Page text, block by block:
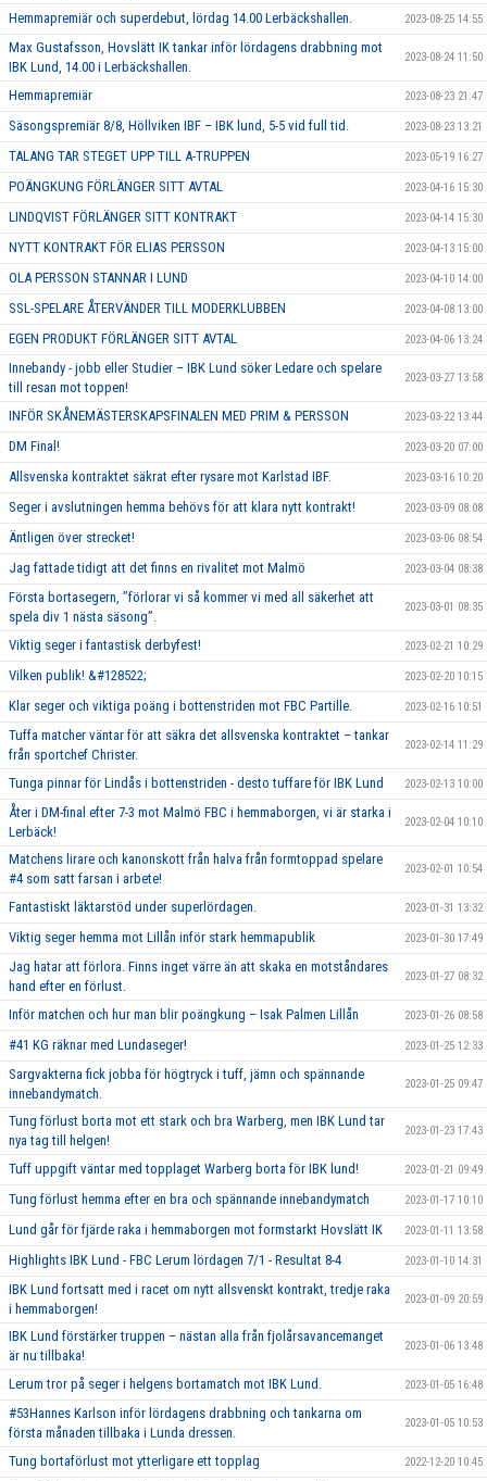
Hemmapremiär och superdebut, lördag 14.00 Lerbäckshallen. 2023-08-25 14:55
Max Gustafsson, Hovslätt IK tankar inför lördagens drabbning mot
IBK Lund, 14.00 i Lerbäckshallen.
2023-08-24 11:50
Hemmapremiär 2023-08-23 21:47
Säsongspremiär 8/8, Höllviken IBF – IBK lund, 5-5 vid full tid. 2023-08-23 13:21
TALANG TAR STEGET UPP TILL A-TRUPPEN 2023-05-19 16:27
POÄNGKUNG FÖRLÄNGER SITT AVTAL 2023-04-16 15:30
LINDQVIST FÖRLÄNGER SITT KONTRAKT 2023-04-14 15:30
NYTT KONTRAKT FÖR ELIAS PERSSON 2023-04-13 15:00
OLA PERSSON STANNAR I LUND 2023-04-10 14:00
SSL-SPELARE ÅTERVÄNDER TILL MODERKLUBBEN 2023-04-08 13:00
EGEN PRODUKT FÖRLÄNGER SITT AVTAL 2023-04-06 13:24
Innebandy - jobb eller Studier – IBK Lund söker Ledare och spelare
till resan mot toppen!
2023-03-27 13:58
INFÖR SKÅNEMÄSTERSKAPSFINALEN MED PRIM & PERSSON 2023-03-22 13:44
DM Final! 2023-03-20 07:00
Allsvenska kontraktet säkrat efter rysare mot Karlstad IBF. 2023-03-16 10:20
Seger i avslutningen hemma behövs för att klara nytt kontrakt! 2023-03-09 08:08
Äntligen över strecket! 2023-03-06 08:54
Jag fattade tidigt att det finns en rivalitet mot Malmö 2023-03-04 08:38
Första bortasegern, ’’förlorar vi så kommer vi med all säkerhet att
spela div 1 nästa säsong’’.
2023-03-01 08:35
Viktig seger i fantastisk derbyfest! 2023-02-21 10:29
Vilken publik! &#128522; 2023-02-20 10:15
Klar seger och viktiga poäng i bottenstriden mot FBC Partille. 2023-02-16 10:51
Tuffa matcher väntar för att säkra det allsvenska kontraktet – tankar
från sportchef Christer.
2023-02-14 11:29
Tunga pinnar för Lindås i bottenstriden - desto tuffare för IBK Lund 2023-02-13 10:00
Åter i DM-final efter 7-3 mot Malmö FBC i hemmaborgen, vi är starka i
Lerbäck!
2023-02-04 10:10
Matchens lirare och kanonskott från halva från formtoppad spelare
#4 som satt farsan i arbete!
2023-02-01 10:54
Fantastiskt läktarstöd under superlördagen. 2023-01-31 13:32
Viktig seger hemma mot Lillån inför stark hemmapublik 2023-01-30 17:49
Jag hatar att förlora. Finns inget värre än att skaka en motståndares
hand efter en förlust.
2023-01-27 08:32
Inför matchen och hur man blir poängkung – Isak Palmen Lillån 2023-01-26 08:58
#41 KG räknar med Lundaseger! 2023-01-25 12:33
Sargvakterna fick jobba för högtryck i tuff, jämn och spännande
innebandymatch.
2023-01-25 09:47
Tung förlust borta mot ett stark och bra Warberg, men IBK Lund tar
nya tag till helgen!
2023-01-23 17:43
Tuff uppgift väntar med topplaget Warberg borta för IBK lund! 2023-01-21 09:49
Tung förlust hemma efter en bra och spännande innebandymatch 2023-01-17 10:10
Lund går för fjärde raka i hemmaborgen mot formstarkt Hovslätt IK 2023-01-11 13:58
Highlights IBK Lund - FBC Lerum lördagen 7/1 - Resultat 8-4 2023-01-10 14:31
IBK Lund fortsatt med i racet om nytt allsvenskt kontrakt, tredje raka
i hemmaborgen!
2023-01-09 20:59
IBK Lund förstärker truppen – nästan alla från fjolårsavancemanget
är nu tillbaka!
2023-01-06 13:48
Lerum tror på seger i helgens bortamatch mot IBK Lund. 2023-01-05 16:48
#53Hannes Karlson inför lördagens drabbning och tankarna om
första månaden tillbaka i Lunda dressen.
2023-01-05 10:53
Tung bortaförlust mot ytterligare ett topplag 2022-12-20 10:45